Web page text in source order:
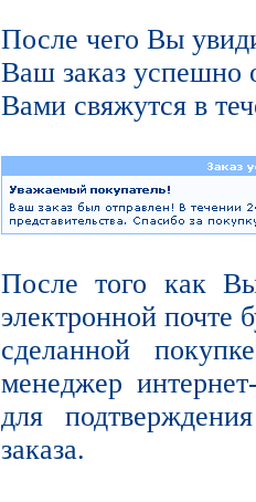
После чего Вы
Ваш заказ успешно
Вами свяжутся в
После того как
электронной почте
сделанной
менеджер
для
заказа.